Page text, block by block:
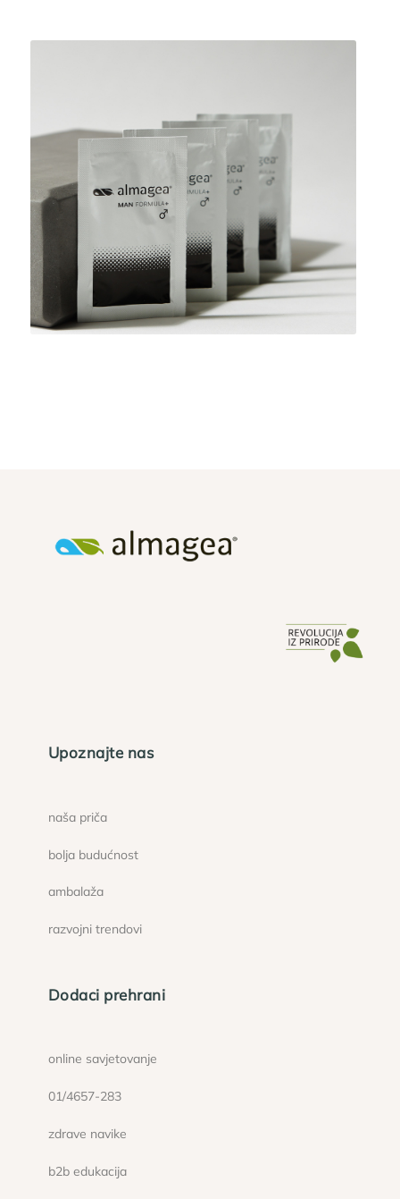
Upoznajte nas
naša priča
bolja budućnost
ambalaža
razvojni trendovi
Dodaci prehrani
online savjetovanje
01/4657-283
zdrave navike
b2b edukacija